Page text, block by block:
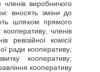
членів виробничого
вносять зміни до
шляхом прямого
членів
ревізійної комісії
ради кооперативу;
кооперативу;
кооперативу